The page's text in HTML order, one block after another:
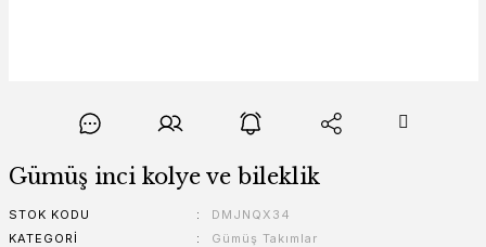
Gümüş inci kolye ve bileklik
STOK KODU
DMJNQX34
KATEGORI
Gümüş Takımlar